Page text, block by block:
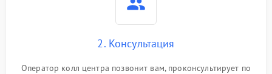
2. Консультация
Оператор колл центра позвонит вам, проконсультирует по